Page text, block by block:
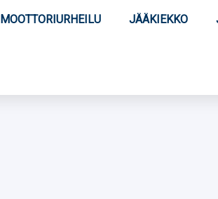
MOOTTORIURHEILU JÄÄKIEKKO